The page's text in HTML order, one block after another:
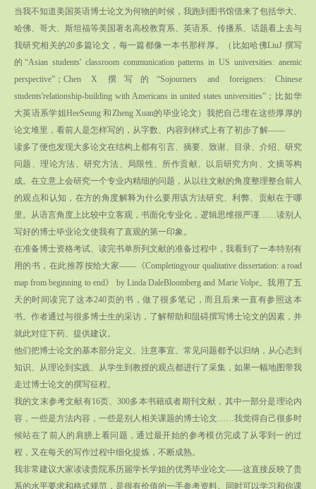
当我不知道美国英语博士论文为何物的时候，我跑到图书馆借来了包括华大、
哈佛、哥大、斯坦福等美国著名高校教育系、英语系、传播系、话题看上去与
我研究相关的20多篇论文，每一篇都像一本书那样厚。（比如哈佛LiuJ 撰写
的“Asian students' classroom communication patterns in US universities: anemic
perspective”；Chen X 撰写的“Sojourners and foreigners: Chinese
students'relationship-building with Americans in united states universities”；比如华
大英语系学姐HeeSeung 和Zheng Xuan的毕业论文）我把自己埋在这些厚厚的
论文堆里，看前人是怎样写的，从字数、内容到样式上有了初步了解——
读多了便也发现大多论文在结构上都有引言、摘要、致谢、目录、介绍、研究
问题、理论方法、研究方法、局限性、所作贡献、以后研究方向、文摘等构
成。在立意上会研究一个专业内精细的问题，从以往文献的角度整理整合前人
的观点和认知，在方的角度解释为什么要用该方法研究、利弊、贡献在于哪
里。从语言角度上比较中立客观，书面化专业化，逻辑思维很严谨……读别人
写好的博士毕业论文使我有了直观的第一印象。
在准备博士资格考试、读完书单所列文献的准备过程中，我看到了一本特别有
用的书，在此推荐按给大家——《Completingyour qualitative dissertation: a road
map from beginning to end》 by Linda DaleBloomberg and Marie Volpe。我用了五
天的时间读完了这本240页的书，做了很多笔记，而且后来一直有参照这本
书。作者通过与很多博士生的采访，了解帮助和阻碍撰写博士论文的因素，并
就此对症下药、提供建议。
他们把博士论文的基本部分定义、注意事宜、常见问题都予以归纳，从心态到
知识、从理论到实践、从学生到教授的观点都进行了采集，如果一幅地图带我
走过博士论文的撰写征程。
我的文末参考文献有16页、300多本书籍或者期刊文献，其中一部分是理论内
容，一些是方法内容，一些是别人相关课题的博士论文……我觉得自己很多时
候站在了前人的肩膀上看问题，通过最开始的参考模仿完成了从零到一的过
程，又在每天的写作过程中细化提炼，不断成熟。
我非常建议大家读读贵院系历届学长学姐的优秀毕业论文——这直接反映了贵
系的水平要求和格式规范，是很有价值的一手参考资料。同时可以学习和你课